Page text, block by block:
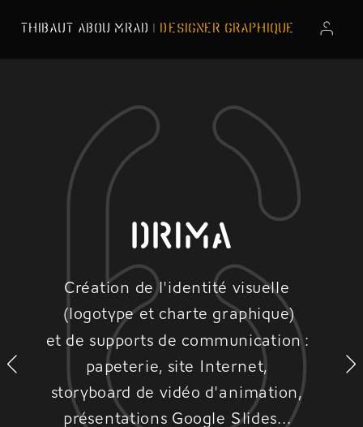
THIBAUT ABOU MRAD | DESIGNER GRAPHIQUE
DRIMA
Création de l'identité visuelle
(logotype et charte graphique)
et de supports de communication :
papeterie, site Internet,
storyboard de vidéo d'animation,
présentations Google Slides...